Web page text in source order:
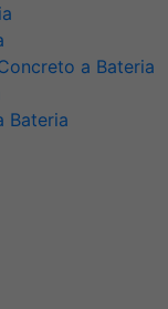
a Bateria
Bateria